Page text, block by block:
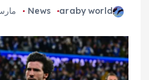
araby world
News مارس 27,